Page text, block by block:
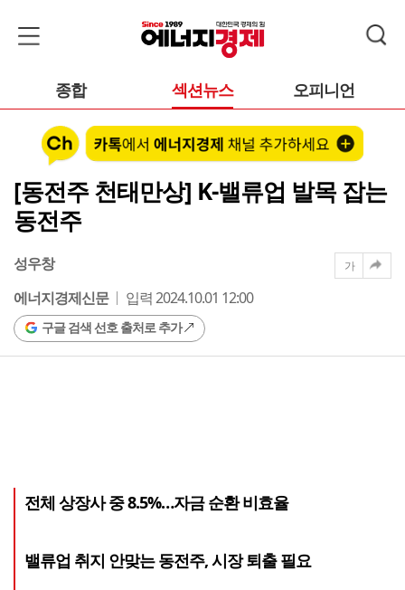
종합 섹션뉴스 오피니언
[동전주 천태만상] K-밸류업 발목 잡는
동전주
성우창
에너지경제신문
입력 2024.10.01 12:00
구글 검색 선호 출처로 추가
가
전체 상장사 중 8.5%…자금 순환 비효율
밸류업 취지 안맞는 동전주, 시장 퇴출 필요